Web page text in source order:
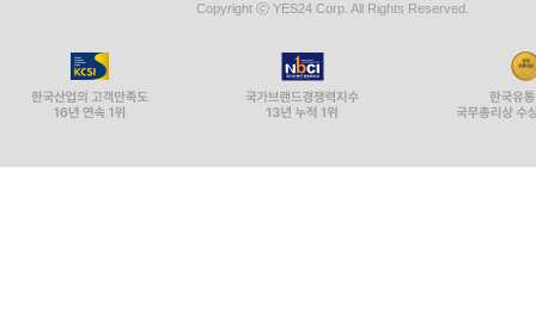
Copyright ⓒ YES24 Corp. All Rights Reserved.